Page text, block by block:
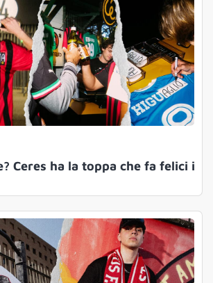
Ceres ha la toppa che fa felici i